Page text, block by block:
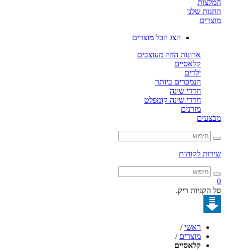
שלנו
הצג הכל מוצרים
ארונות הזזה מעוצבים
קלאסיים
הנמכרים ביותר
חדרי שינה
חדרי שינה קומפלט
מזרנים
לקוחות
ריק.
ראשי
/
מוצרים /
קלאסיים